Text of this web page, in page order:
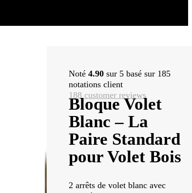
Noté 4.90sur 5 basé sur 185
notations client
188 customer reviews
Bloque Volet
Blanc – La
Paire Standard
pour Volet Bois
2 arrêts de volet blanc avec